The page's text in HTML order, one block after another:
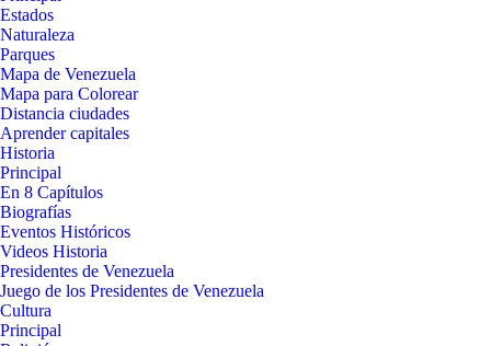
Estados
Naturaleza
Parques
Mapa de Venezuela
Mapa para Colorear
Distancia ciudades
Aprender capitales
Historia
Principal
En 8 Capítulos
Biografías
Eventos Históricos
Videos Historia
Presidentes de Venezuela
Juego de los Presidentes de Venezuela
Cultura
Principal